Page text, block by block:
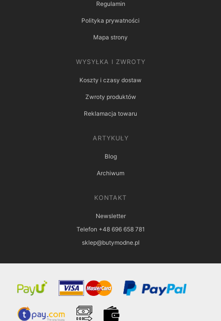
Regulamin
Polityka prywatności
Mapa strony
WYSYŁKA I ZWROTY
Koszty i czasy dostaw
Zwroty produktów
Reklamacja towaru
ARTYKUŁY
Blog
Archiwum
KONTAKT
Newsletter
Telefon +48 696 658 781
sklep@butymodne.pl